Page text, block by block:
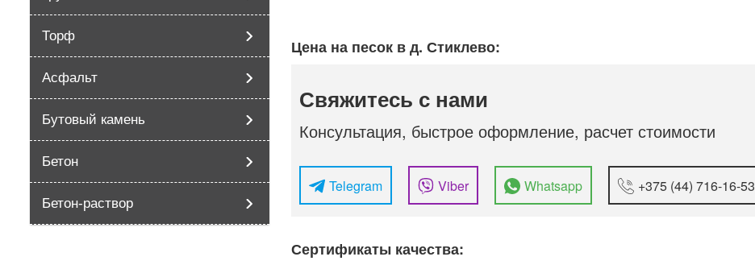
Торф
Асфальт
Бутовый камень
Бетон
Бетон-раствор
Цена на песок в д. Стиклево:
Свяжитесь с нами
Консультация, быстрое оформление, расчет стоимости
Telegram Viber Whatsapp +375 (44) 716-16-53
Сертификаты качества: